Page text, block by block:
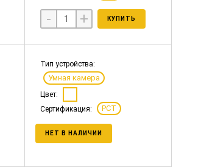
- + КУПИТЬ
Тип устройства:
Умная камера
Цвет:
Сертификация:
РСТ
НЕТ В НАЛИЧИИ